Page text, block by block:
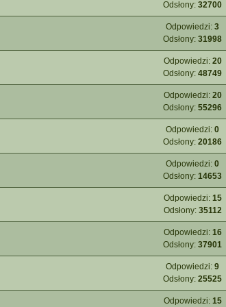
Odsłony: 32700
Odpowiedzi: 3
Odsłony: 31998
Odpowiedzi: 20
Odsłony: 48749
Odpowiedzi: 20
Odsłony: 55296
Odpowiedzi: 0
Odsłony: 20186
Odpowiedzi: 0
Odsłony: 14653
Odpowiedzi: 15
Odsłony: 35112
Odpowiedzi: 16
Odsłony: 37901
Odpowiedzi: 9
Odsłony: 25525
Odpowiedzi: 15